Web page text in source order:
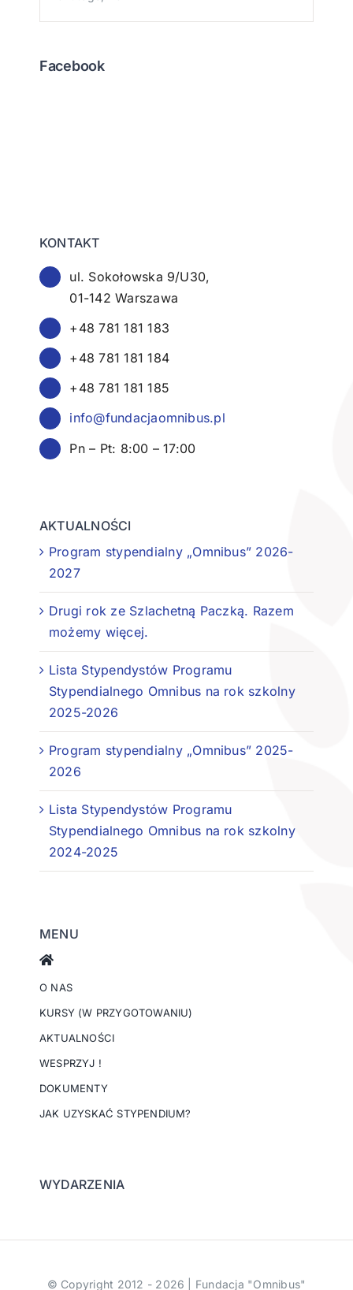
Facebook
KONTAKT
ul. Sokołowska 9/U30,
01-142 Warszawa
+48 781 181 183
+48 781 181 184
+48 781 181 185
info@fundacjaomnibus.pl
Pn – Pt: 8:00 – 17:00
AKTUALNOŚCI
Program stypendialny „Omnibus” 2026-
2027
Drugi rok ze Szlachetną Paczką. Razem
możemy więcej.
Lista Stypendystów Programu
Stypendialnego Omnibus na rok szkolny
2025-2026
Program stypendialny „Omnibus” 2025-
2026
Lista Stypendystów Programu
Stypendialnego Omnibus na rok szkolny
2024-2025
MENU
O NAS
KURSY (W PRZYGOTOWANIU)
AKTUALNOŚCI
WESPRZYJ !
DOKUMENTY
JAK UZYSKAĆ STYPENDIUM?
WYDARZENIA
© Copyright 2012 - 2026 | Fundacja "Omnibus"